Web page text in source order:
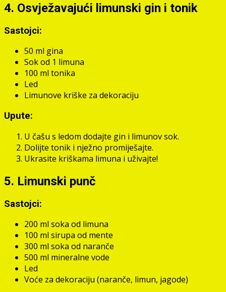
4. Osvježavajući limunski gin i tonik
Sastojci:
50 ml gina
Sok od 1 limuna
100 ml tonika
Led
Limunove kriške za dekoraciju
Upute:
U čašu s ledom dodajte gin i limunov sok.
Dolijte tonik i nježno promiješajte.
Ukrasite kriškama limuna i uživajte!
5. Limunski punč
Sastojci:
200 ml soka od limuna
100 ml sirupa od mente
300 ml soka od naranče
500 ml mineralne vode
Led
Voće za dekoraciju (naranče, limun, jagode)